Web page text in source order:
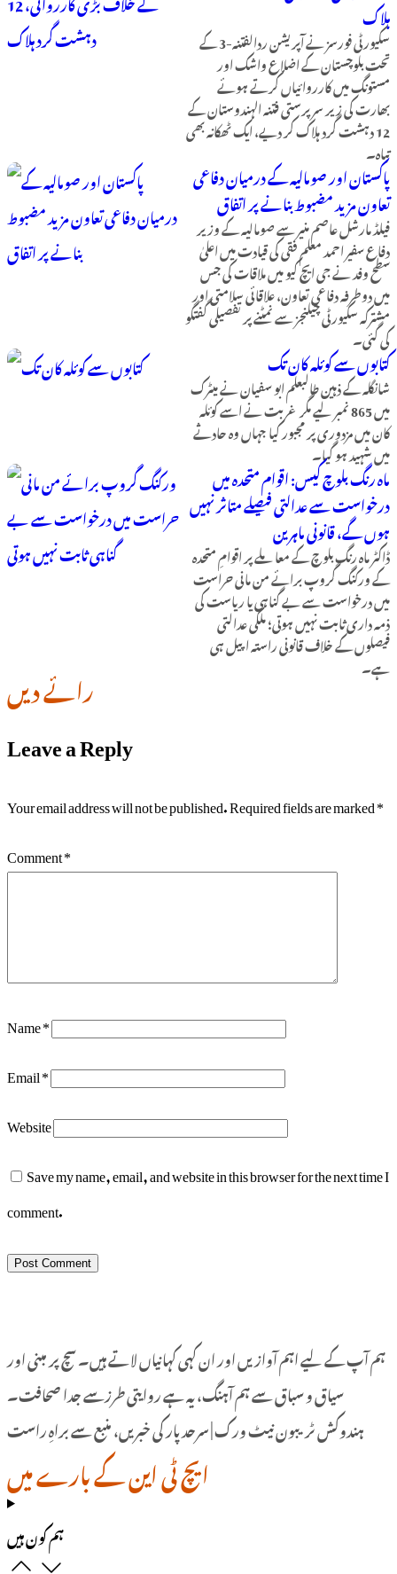
ہلاک
سکیورٹی فورسز نے آپریشن ردالفتنہ-3 کے
تحت بلوچستان کے اضلاع واشک اور
مستونگ میں کارروائیاں کرتے ہوئے
بھارت کی زیر سرپرستی فتنہ الہندوستان کے
12 دہشت گرد ہلاک کر دیے، ایک ٹھکانہ بھی
تباہ۔
پاکستان اور صومالیہ کے درمیان دفاعی
تعاون مزید مضبوط بنانے پر اتفاق
فیلڈ مارشل عاصم منیر سے صومالیہ کے وزیر
دفاع سفیر احمد معلم فقی کی قیادت میں اعلیٰ
سطح وفد نے جی ایچ کیو میں ملاقات کی جس
میں دوطرفہ دفاعی تعاون، علاقائی سلامتی اور
مشترکہ سکیورٹی چیلنجز سے نمٹنے پر تفصیلی گفتگو
کی گئی۔
کتابوں سے کوئلہ کان تک
شانگلہ کے ذہین طالبعلم ابو سفیان نے میٹرک
میں 865 نمبر لیے مگر غربت نے اسے کوئلہ
کان میں مزدوری پر مجبور کیا جہاں وہ حادثے
میں شہید ہو گیا۔
ماہ رنگ بلوچ کیس: اقوام متحدہ میں
درخواست سے عدالتی فیصلے متاثر نہیں
ہوں گے، قانونی ماہرین
ڈاکٹر ماہ رنگ بلوچ کے معاملے پر اقوامِ متحدہ
کے ورکنگ گروپ برائے من مانی حراست
میں درخواست سے بے گناہی یا ریاست کی
ذمہ داری ثابت نہیں ہوتی؛ ملکی عدالتی
فیصلوں کے خلاف قانونی راستہ اپیل ہی
ہے۔
رائے دیں
Leave a Reply
Your email address will not be published.Required fields are marked*
Comment*
Name*
Email*
Website
Save my name, email, and website in this browser for the next time I
comment.
ہم آپ کے لیے اہم آوازیں اور ان کہی کہانیاں لاتے ہیں۔ سچ پر مبنی اور
سیاق و سباق سے ہم آہنگ، یہ ہے روایتی طرزسے جدا صحافت۔
ہندوکش ٹریبون نیٹ ورک | سرحد پار کی خبریں، منبع سے براہِ راست
ایچ ٹی این کے بارے میں
ہم کون ہیں